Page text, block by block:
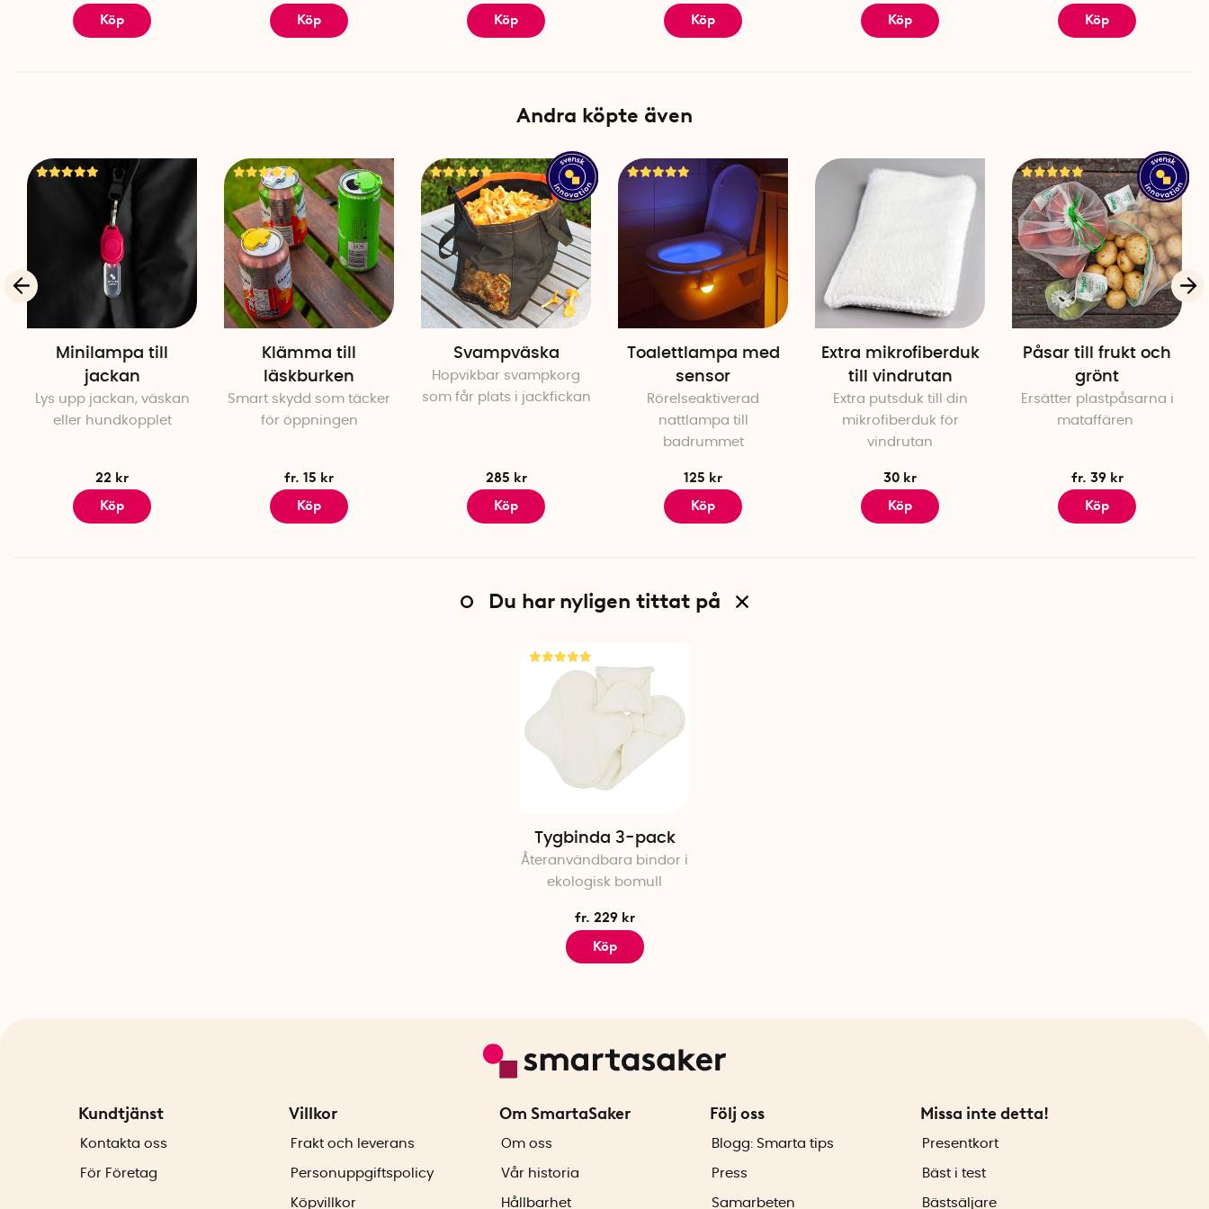
dem för första gången.
Köp
Köp
Köp
Köp
Köp
Köp
Andra köpte även
Minilampa till
jackan
Lys upp jackan, väskan
eller hundkopplet
22 kr
Köp
Klämma till
läskburken
Smart skydd som täcker
för öppningen
fr. 15 kr
Köp
Svampväska
Hopvikbar svampkorg
som får plats i jackfickan
285 kr
Köp
Toalettlampa med
sensor
Rörelseaktiverad
nattlampa till
badrummet
125 kr
Köp
Extra mikrofiberduk
till vindrutan
Extra putsduk till din
mikrofiberduk för
vindrutan
30 kr
Köp
Påsar till frukt och
grönt
Ersätter plastpåsarna i
mataffären
fr. 39 kr
Köp
Du har nyligen tittat på
Tygbinda 3-pack
Återanvändbara bindor i
ekologisk bomull
fr. 229 kr
Köp
Kundtjänst
Kontakta oss
För Företag
Villkor
Frakt och leverans
Personuppgiftspolicy
Köpvillkor
Om SmartaSaker
Om oss
Vår historia
Hållbarhet
Följ oss
Blogg: Smarta tips
Press
Samarbeten
Missa inte detta!
Presentkort
Bäst i test
Bästsäljare